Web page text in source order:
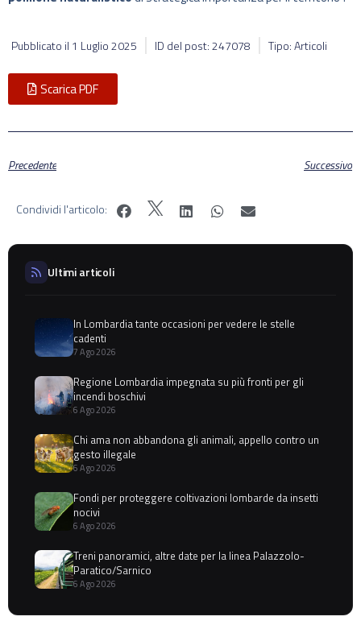
Pubblicato il 1 Luglio 2025 ID del post: 247078 Tipo: Articoli
Scarica PDF
Precedente Successivo
Condividi l'articolo:
Ultimi articoli
In Lombardia tante occasioni per vedere le stelle
cadenti
7 Ago 2026
Regione Lombardia impegnata su più fronti per gli
incendi boschivi
6 Ago 2026
Chi ama non abbandona gli animali, appello contro un
gesto illegale
6 Ago 2026
Fondi per proteggere coltivazioni lombarde da insetti
nocivi
6 Ago 2026
Treni panoramici, altre date per la linea Palazzolo-
Paratico/Sarnico
6 Ago 2026